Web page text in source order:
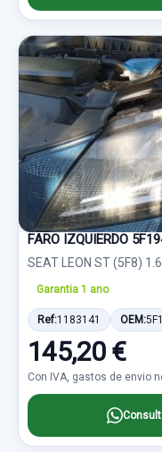
FARO IZQUIERDO
SEAT LEON ST (5F8) 1.6
Garantia 1 ano
Ref:1183141 OEM:
145,20 €
Con IVA, gastos de envio